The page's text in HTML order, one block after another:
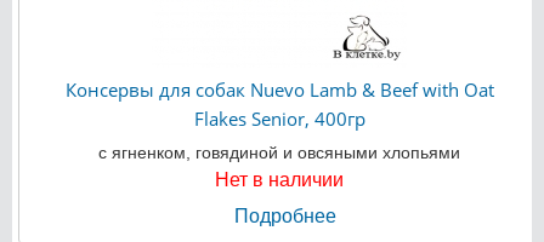
Консервы для собак Nuevo Lamb & Beef with Oat
Flakes Senior, 400гр
с ягненком, говядиной и овсяными хлопьями
Нет в наличии
Подробнее